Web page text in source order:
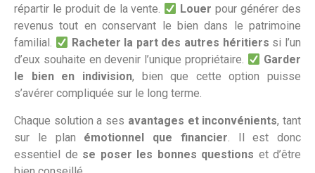
répartir le produit de la vente.
Louer pour générer des
revenus tout en conservant le bien dans le patrimoine
familial.
Racheter la part des autres héritiers si l’un
d’eux souhaite en devenir l’unique propriétaire.
Garder
le bien en indivision, bien que cette option puisse
s’avérer compliquée sur le long terme.
Chaque solution a ses avantages et inconvénients, tant
sur le plan émotionnel que financier . Il est donc
essentiel de se poser les bonnes questions et d’être